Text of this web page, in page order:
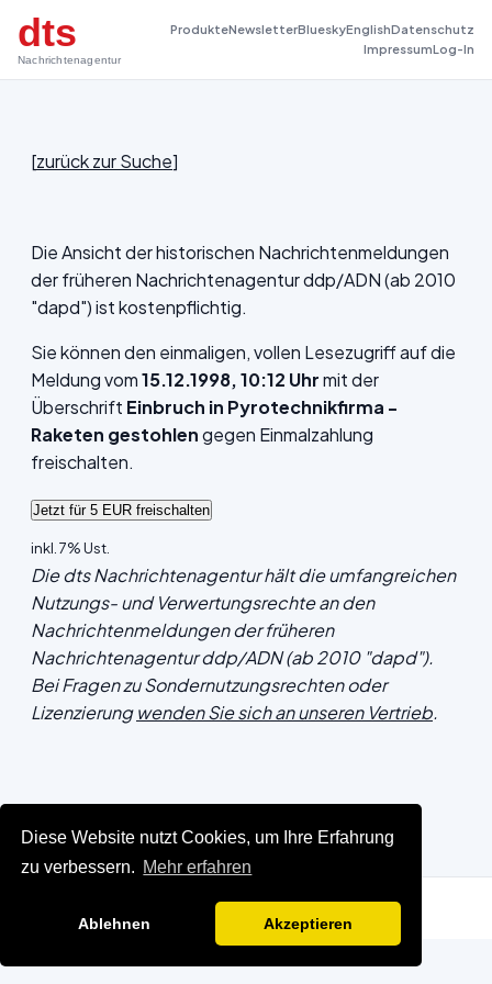
Diese Website nutzt Cookies, um Ihre Erfahrung
zu verbessern. Mehr erfahren
Ablehnen Akzeptieren
dts
Nachrichtenagentur
ProdukteNewsletterBlueskyEnglishDatenschutz
ImpressumLog-In
[zurück zur Suche]
Die Ansicht der historischen Nachrichtenmeldungen
der früheren Nachrichtenagentur ddp/ADN (ab 2010
"dapd") ist kostenpflichtig.
Sie können den einmaligen, vollen Lesezugriff auf die
Meldung vom15.12.1998, 10:12 Uhrmit der
Überschrift Einbruch in Pyrotechnikfirma -
Raketen gestohlengegen Einmalzahlung
freischalten.
inkl. 7% Ust.
Die dts Nachrichtenagentur hält die umfangreichen
Nutzungs- und Verwertungsrechte an den
Nachrichtenmeldungen der früheren
Nachrichtenagentur ddp/ADN (ab 2010 "dapd").
Bei Fragen zu Sondernutzungsrechten oder
Lizenzierungwenden Sie sich an unseren Vertrieb.